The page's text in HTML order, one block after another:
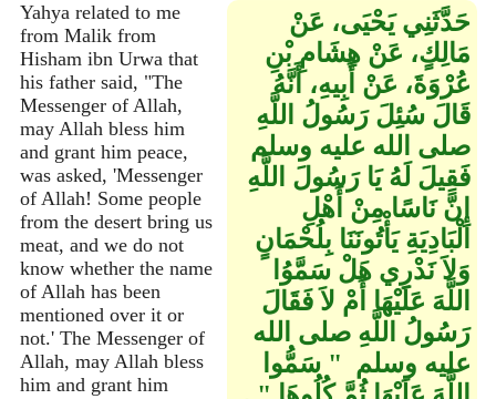
Yahya related to me
from Malik from
Hisham ibn Urwa that
his father said, "The
Messenger of Allah,
may Allah bless him
and grant him peace,
was asked, 'Messenger
of Allah! Some people
from the desert bring us
meat, and we do not
know whether the name
of Allah has been
mentioned over it or
not.' The Messenger of
Allah, may Allah bless
him and grant him
حَدَّثَنِي يَحْيَى، عَنْ
مَالِكٍ، عَنْ هِشَامِ بْنِ
عُرْوَةَ، عَنْ أَبِيهِ، أَنَّهُ
قَالَ سُئِلَ رَسُولُ اللَّهِ
صلى الله عليه وسلم
فَقِيلَ لَهُ يَا رَسُولَ اللَّهِ
إِنَّ نَاسًا مِنْ أَهْلِ
الْبَادِيَةِ يَأْتُونَنَا بِلُحْمَانٍ
وَلاَ نَدْرِي هَلْ سَمَّوُا
اللَّهَ عَلَيْهَا أَمْ لاَ فَقَالَ
رَسُولُ اللَّهِ صلى الله
عليه وسلم ‏ "‏ سَمُّوا